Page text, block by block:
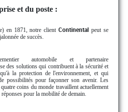
et du poste :
en 1871, notre clientContinental peut se
de succès.
automobile et partenaire
des solutions qui contribuent à la sécurité et
la protection de l'environnement, et qui
possibilités pour façonner son avenir. Les
coins du monde travaillent actuellement
pour la mobilité de demain.